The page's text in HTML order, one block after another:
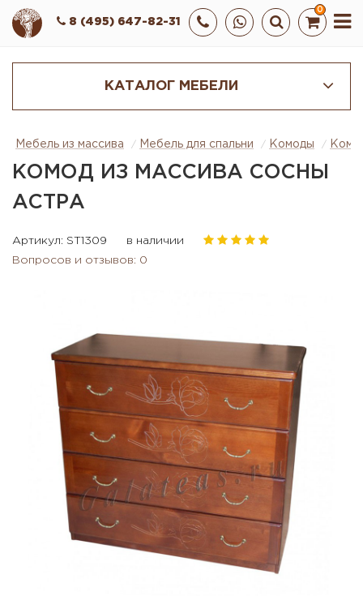
0
8 (495) 647-82-31
КАТАЛОГ МЕБЕЛИ
Мебель из массива Мебель для спальни Комоды
КОМОД ИЗ МАССИВА СОСНЫ
АСТРА
Артикул: ST1309
в наличии
Вопросов и отзывов: 0